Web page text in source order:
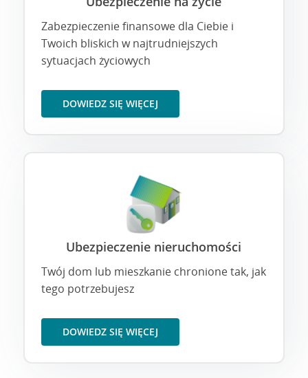
Zabezpieczenie finansowe dla Ciebie i
Twoich bliskich w najtrudniejszych
sytuacjach życiowych
DOWIEDZ SIĘ WIĘCEJ
Ubezpieczenie nieruchomości
Twój dom lub mieszkanie chronione tak, jak
tego potrzebujesz
DOWIEDZ SIĘ WIĘCEJ